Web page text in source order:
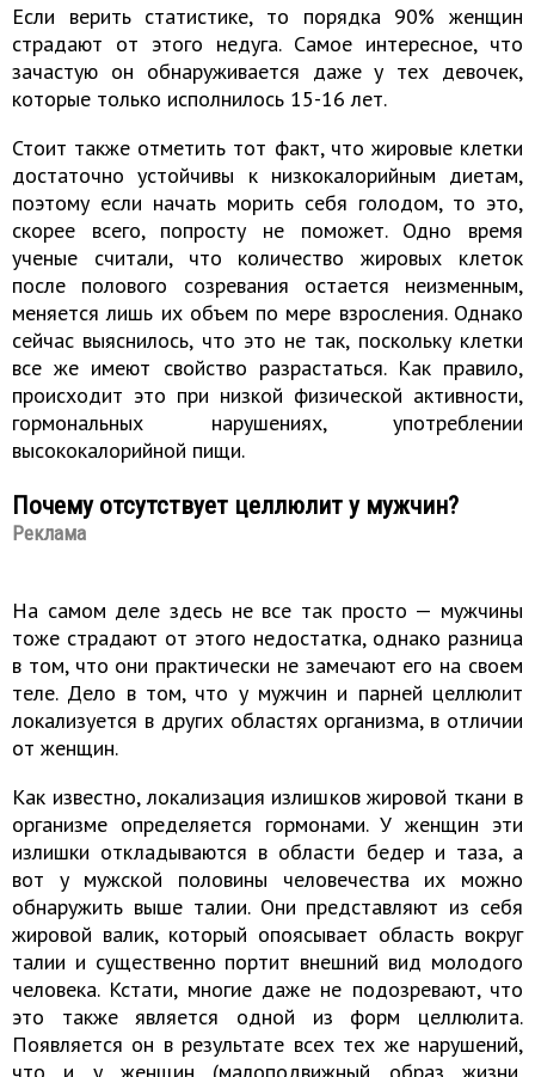
Если верить статистике, то порядка 90% женщин
страдают от этого недуга. Самое интересное, что
зачастую он обнаруживается даже у тех девочек,
которые только исполнилось 15-16 лет.
Стоит также отметить тот факт, что жировые клетки
достаточно устойчивы к низкокалорийным диетам,
поэтому если начать морить себя голодом, то это,
скорее всего, попросту не поможет. Одно время
ученые считали, что количество жировых клеток
после полового созревания остается неизменным,
меняется лишь их объем по мере взросления. Однако
сейчас выяснилось, что это не так, поскольку клетки
все же имеют свойство разрастаться. Как правило,
происходит это при низкой физической активности,
гормональных нарушениях, употреблении
высококалорийной пищи.
Почему отсутствует целлюлит у мужчин?
Реклама
На самом деле здесь не все так просто — мужчины
тоже страдают от этого недостатка, однако разница
в том, что они практически не замечают его на своем
теле. Дело в том, что у мужчин и парней целлюлит
локализуется в других областях организма, в отличии
от женщин.
Как известно, локализация излишков жировой ткани в
организме определяется гормонами. У женщин эти
излишки откладываются в области бедер и таза, а
вот у мужской половины человечества их можно
обнаружить выше талии. Они представляют из себя
жировой валик, который опоясывает область вокруг
талии и существенно портит внешний вид молодого
человека. Кстати, многие даже не подозревают, что
это также является одной из форм целлюлита.
Появляется он в результате всех тех же нарушений,